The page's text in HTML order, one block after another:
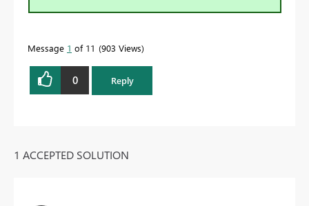
Message 1 of 11 903 Views
0 Reply
1 ACCEPTED SOLUTION